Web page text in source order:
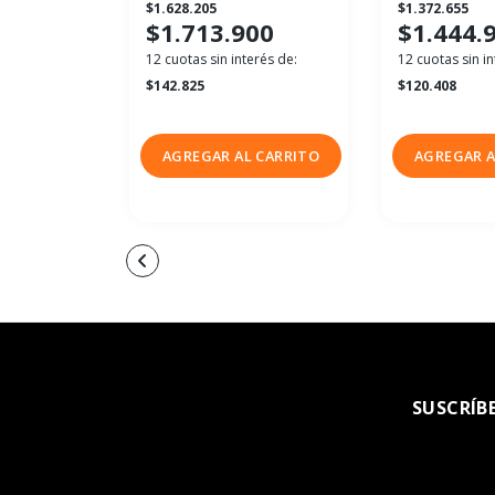
$1.628.205
$1.713.900
12 cuotas sin interés de:
$142.825
AGREGAR AL CARRITO
$1.372.655
12 cuotas sin
$120.408
AGREGAR